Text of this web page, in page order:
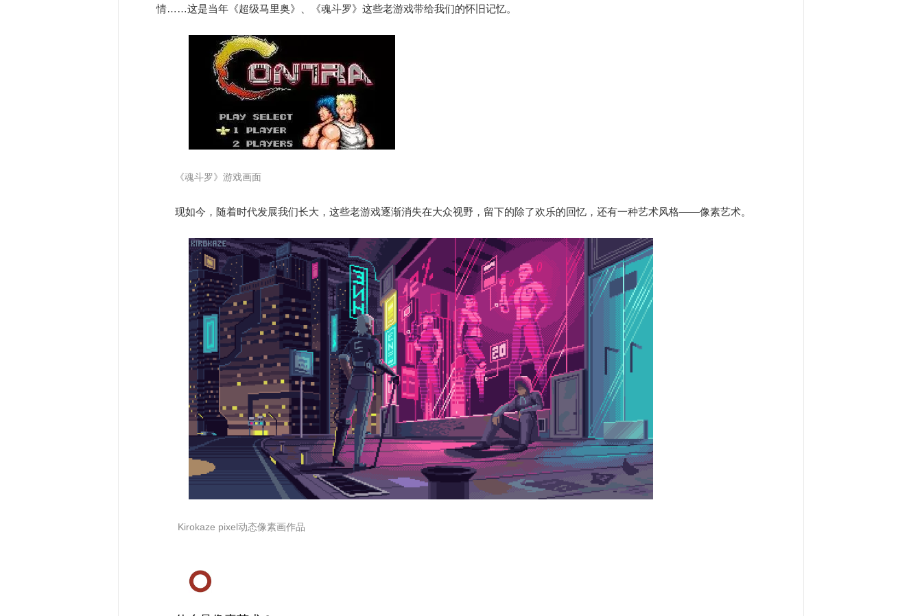
情……这是当年《超级马里奥》、《魂斗罗》这些老游戏带给我们的怀旧记忆。
《魂斗罗》游戏画面
现如今，随着时代发展我们长大，这些老游戏逐渐消失在大众视野，留下的除了欢乐的回忆，还有一种艺术风格——像素艺术。
Kirokaze pixel动态像素画作品